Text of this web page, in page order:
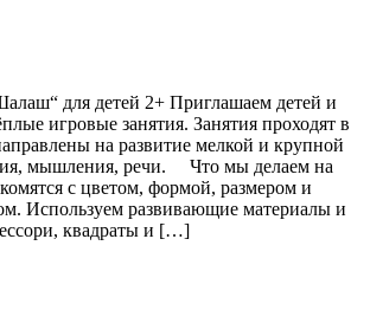
для детей 2+ Приглашаем детей и
игровые занятия. Занятия проходят в
на развитие мелкой и крупной
мышления, речи. Что мы делаем на
с цветом, формой, размером и
Используем развивающие материалы и
квадраты и […]